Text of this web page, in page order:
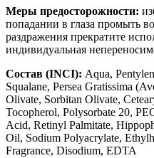
Меры предосторожности:
попадании в глаза промыть
раздражения прекратите
индивидуальная
Состав (INCI): Aqua,
Squalane, Persea Gratissima
Olivate, Sorbitan Olivate,
Tocopherol, Polysorbate 20,
Acid, Retinyl Palmitate,
Oil, Sodium Polyacrylate,
Fragrance, Disodium, EDTA